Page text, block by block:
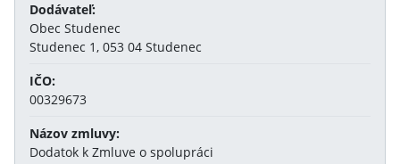
Dodávateľ:
Obec Studenec
Studenec 1, 053 04 Studenec
IČO:
00329673
Názov zmluvy:
Dodatok k Zmluve o spolupráci